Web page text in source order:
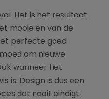
Het is het resultaat
mooie en van de
perfecte goed
om nieuwe
wanneer het
is. Design is dus een
dat nooit eindigt.